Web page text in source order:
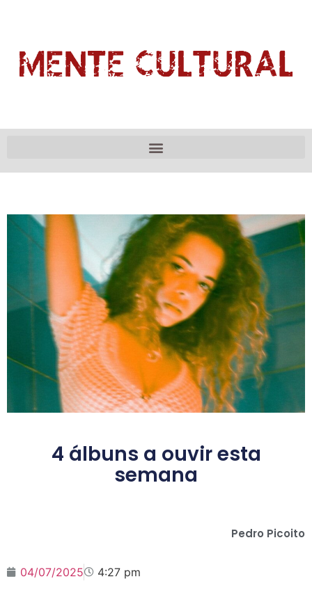
4 álbuns a ouvir esta
semana
Pedro Picoito
04/07/2025 4:27 pm